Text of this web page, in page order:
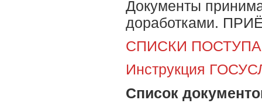
Документы
доработками.
СПИСКИ
Инструкция
Список